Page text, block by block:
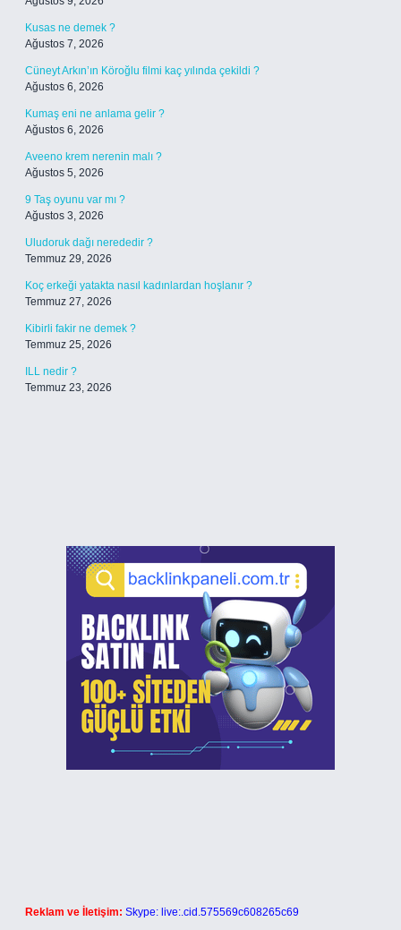
Kusas ne demek ?
Ağustos 7, 2026
Cüneyt Arkın’ın Köroğlu filmi kaç yılında çekildi ?
Ağustos 6, 2026
Kumaş eni ne anlama gelir ?
Ağustos 6, 2026
Aveeno krem nerenin malı ?
Ağustos 5, 2026
9 Taş oyunu var mı ?
Ağustos 3, 2026
Uludoruk dağı nerededir ?
Temmuz 29, 2026
Koç erkeği yatakta nasıl kadınlardan hoşlanır ?
Temmuz 27, 2026
Kibirli fakir ne demek ?
Temmuz 25, 2026
ILL nedir ?
Temmuz 23, 2026
Reklam ve İletişim: Skype: live:.cid.575569c608265c69